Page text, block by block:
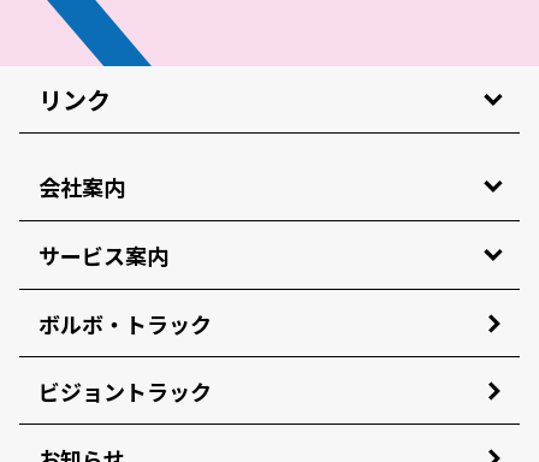
リンク
会社案内
サービス案内
ボルボ・トラック
ビジョントラック